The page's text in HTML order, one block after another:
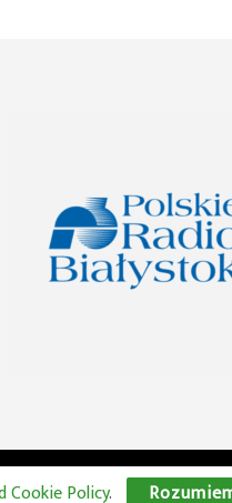
Radio Lublin S.A. w likwidacji
Cookie Policy.